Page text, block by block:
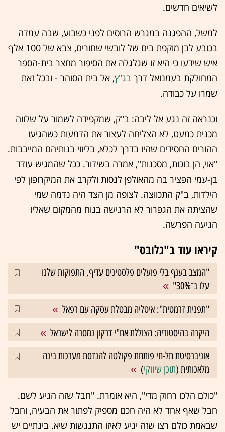
לשיאים חדשים.
למשל, ההפגנה במגרש הרוסים לפני כשבוע, שבה עמדה
בכובע לבן מוקפת בים של לובשי שחורים, צבא של 100 אלף
איש שידעו כי היא זו שגלגלה את הסיפור מחצר בית-הספר
המחולקת בעמנואל דרך בג"ץ, אל בית הסוהר - ובכל זאת
שמרו על כבודה.
וכנראה זה נגע אל ליבה: ב"ק, שמקפידה לשמור על שלווה
מכנית כמעט, לא הצליחה לעצור את הדמעות כשהגיעו
ההורים החסידים שהיו בדרך לכלא, בליווי בנותיהם המייבבות.
"אוי, הן בוכות, מסכנות", אמרה בשידור. ככל שהמגיש עודד
בן-עמי הפציר בה מהאולפן לנסות ולקרב את המיקרופון לפי
הילדות, ב"ק התכווצה. לצופה מן הצד היה נדמה שמי
שהציתה את הגפרור לא הרגישה בנוח מהמקום שאליו
הגיעה הפרשה.
קיראו עוד ב"גלובס"
"המצב בענף בלי פועלים פלסטינים עדיף, התפוקות שלנו
עלו ב־30%"
"תפנית דרמטית": איטליה מבטלת עסקה עם רפאל
היקרה בהיסטוריה: הצוללת אח"י דרקון נמסרה לישראל
אוניברסיטת תל-חי פותחת פקולטה להנדסת מערכות בינה
מלאכותית (תוכן שיווקי)
"כולם הלכו רחוק מדי", היא אומרת. "חבל שזה הגיע לשם.
חבל שאף אחד לא היה חכם מספיק לפתור את הבעיה, וחבל
שבאמת כולם רצו שזה יגיע לאיזו התנגשות שיא. בינתיים יש